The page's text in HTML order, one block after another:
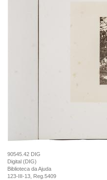
90545.42 DIG
Digital (DIG)
Biblioteca da Ajuda
123-III-13, Reg.5409